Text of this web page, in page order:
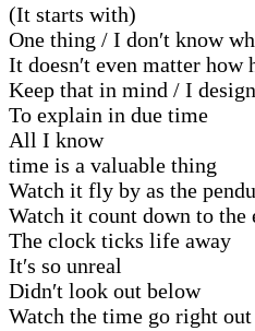
(It starts with)
One thing / I don′t know
It doesn′t even matter how
Keep that in mind / I
To explain in due time
All I know
time is a valuable thing
Watch it fly by as the
Watch it count down to the
The clock ticks life away
It′s so unreal
Didn′t look out below
Watch the time go right